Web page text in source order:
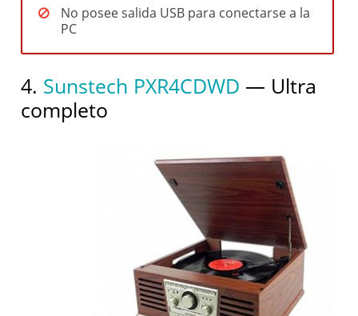
No posee salida USB para conectarse a la
PC
4. Sunstech PXR4CDWD — Ultra
completo